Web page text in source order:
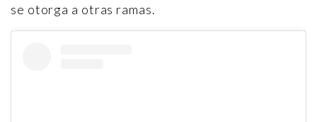
se otorga a otras ramas.